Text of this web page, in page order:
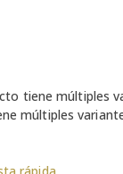
tiene múltiples
múltiples